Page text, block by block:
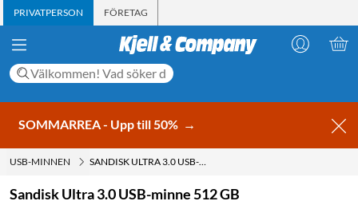
PRIVATPERSON FÖRETAG
SOMMARREA - Upp till 50% →
USB-MINNEN SANDISK ULTRA 3.0 USB-MINNE 512 GB
Sandisk Ultra 3.0 USB-minne 512 GB